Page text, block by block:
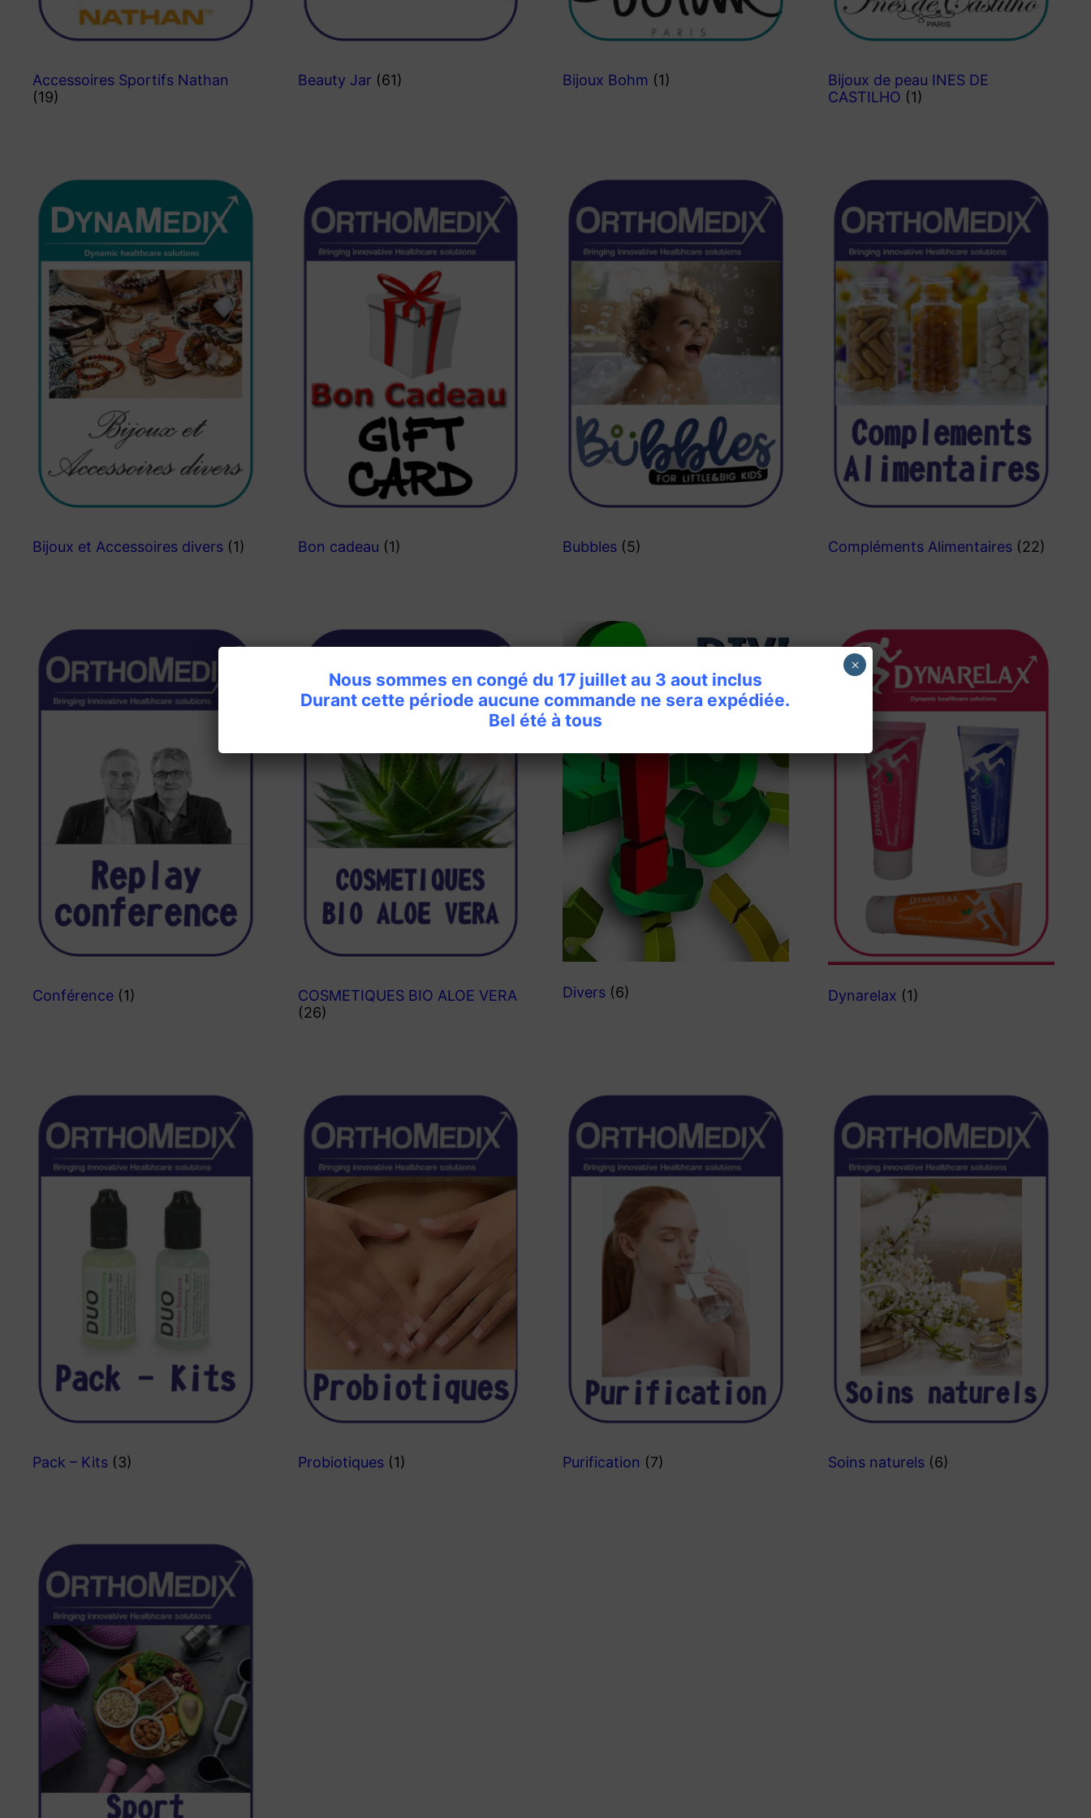
Accessoires Sportifs Nathan
(19)
Beauty Jar (61) Bijoux Bohm (1)
Bijoux de peau INES DE
CASTILHO (1)
Bijoux et Accessoires divers (1) Bon cadeau (1) Bubbles (5) Compléments Alimentaires (22)
Conférence (1)
COSMETIQUES BIO ALOE VERA
(26)
Divers (6) Dynarelax (1)
Pack – Kits (3) Probiotiques (1) Purification (7) Soins naturels (6)
Nous sommes en congé du 17 juillet au 3 aout inclus
Durant cette période aucune commande ne sera expédiée.
Bel été à tous
×